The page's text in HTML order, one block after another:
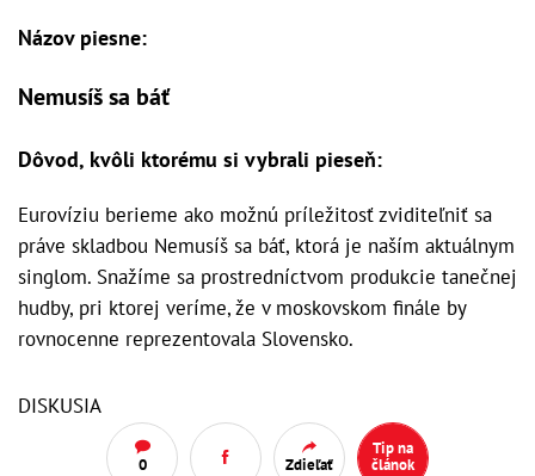
Názov piesne:
Nemusíš sa báť
Dôvod, kvôli ktorému si vybrali pieseň:
Eurovíziu berieme ako možnú príležitosť zviditeľniť sa
práve skladbou Nemusíš sa báť, ktorá je naším aktuálnym
singlom. Snažíme sa prostredníctvom produkcie tanečnej
hudby, pri ktorej veríme, že v moskovskom finále by
rovnocenne reprezentovala Slovensko.
DISKUSIA
0 Zdieľať
Tip na
článok